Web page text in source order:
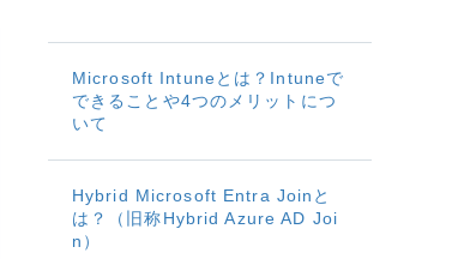
Microsoft Intuneとは？Intuneで
できることや4つのメリットにつ
いて
Hybrid Microsoft Entra Joinと
は？（旧称Hybrid Azure AD Joi
n）